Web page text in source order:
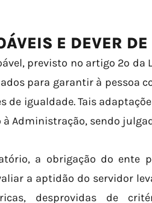
E DEVER
previsto no artigo 2º da
para garantir à pessoa
de igualdade. Tais
Administração, sendo
a obrigação do ente
a aptidão do servidor
desprovidas de